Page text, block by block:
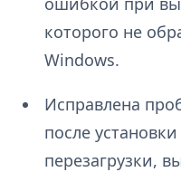
которого не
Windows.
Исправлена
после
перезагрузки,